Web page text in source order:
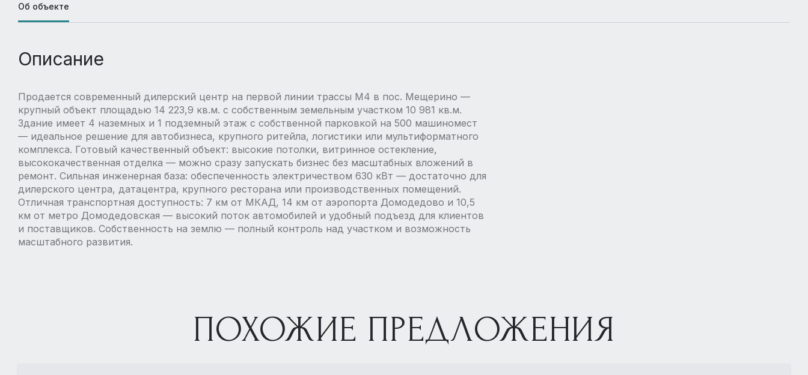
Об объекте
Описание
Продается современный дилерский центр на первой линии трассы М4 в пос. Мещерино —
крупный объект площадью 14 223,9 кв.м. с собственным земельным участком 10 981 кв.м.
Здание имеет 4 наземных и 1 подземный этаж с собственной парковкой на 500 машиномест
— идеальное решение для автобизнеса, крупного ритейла, логистики или мультиформатного
комплекса. Готовый качественный объект: высокие потолки, витринное остекление,
высококачественная отделка — можно сразу запускать бизнес без масштабных вложений в
ремонт. Сильная инженерная база: обеспеченность электричеством 630 кВт — достаточно для
дилерского центра, датацентра, крупного ресторана или производственных помещений.
Отличная транспортная доступность: 7 км от МКАД, 14 км от аэропорта Домодедово и 10,5
км от метро Домодедовская — высокий поток автомобилей и удобный подъезд для клиентов
и поставщиков. Собственность на землю — полный контроль над участком и возможность
масштабного развития.
ПОХОЖИЕ ПРЕДЛОЖЕНИЯ